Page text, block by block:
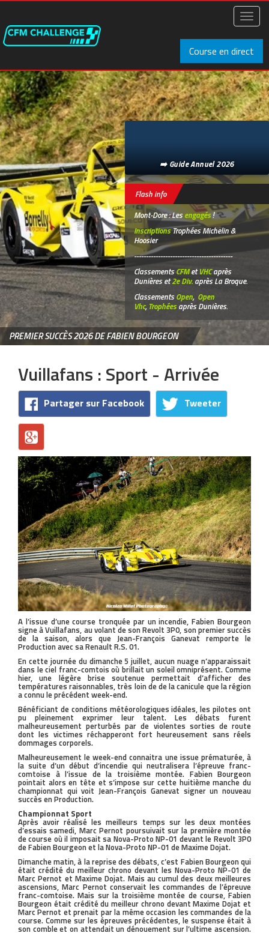
Aller
principal
Course en direct
➡️ Guide Annuel 2026
Flash info
Mont-Dore : Lesengagés!
InscriptionsTrophées Michelin &
Hoosier
-----------------------------------------
ClassementsCFMetVHCaprès
Dunières et2e Div.après La Broque.
ClassementsOpen, Open
Vhc, Trophéesaprès Dunières.
PREMIER SUCCÈS 2026 DE FABIEN BOURGEON
Vuillafans : Sport - Arrivée
Partager sur Facebook Tweeter
A l’issue d’une course tronquée par un incendie, Fabien Bourgeon
signe à Vuillafans, au volant de son Revolt 3P0, son premier succès
de la saison, alors que Jean-François Ganevat remporte le
Production avec sa Renault R.S. 01.
En cette journée du dimanche 5 juillet, aucun nuage n’apparaissait
dans le ciel franc-comtois où brillait un soleil omniprésent. Comme
hier, une légère brise soutenue permettait d’afficher des
températures raisonnables, très loin de de la canicule que la région
a connu le précédent week-end.
Bénéficiant de conditions météorologiques idéales, les pilotes ont
pu pleinement exprimer leur talent. Les débats furent
malheureusement perturbés par de violentes sorties de route
dont les victimes réchapperont fort heureusement sans réels
dommages corporels.
Malheureusement le week-end connaitra une issue prématurée, à
la suite d’un début d’incendie qui neutralisera l’épreuve franc-
comtoise à l’issue de la troisième montée. Fabien Bourgeon
pointait alors en tête et s’impose sur cette huitième manche du
championnat qui voit Jean-François Ganevat signer un nouveau
succès en Production.
Championnat Sport
Après avoir réalisé les meilleurs temps sur les deux montées
d’essais samedi, Marc Pernot poursuivait sur la première montée
de course où il imposait sa Nova-Proto NP-01 devant le Revolt 3P0
de Fabien Bourgeon et la Nova-Proto NP-01 de Maxime Dojat.
Dimanche matin, à la reprise des débats, c’est Fabien Bourgeon qui
était crédité du meilleur chrono devant les Nova-Proto NP-01 de
Marc Pernot et Maxime Dojat. Mais au cumul des deux meilleures
ascensions, Marc Pernot conservait les commandes de l’épreuve
franc-comtoise. Mais sur la troisième montée de course, Fabien
Bourgeon était crédité du meilleur chrono devant Maxime Dojat et
Marc Pernot et prenait par la même occasion les commandes de la
course. Comme sur les épreuves précédentes, le suspense était à
son comble et on attendait un dénouement sur l’ultime ascension.